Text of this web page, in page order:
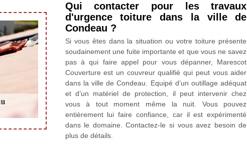
Qui contacter pour les travaux
d'urgence toiture dans la ville de
Condeau ?
Si vous êtes dans la situation ou votre toiture présente
soudainement une fuite importante et que vous ne savez
pas à qui faire appel pour vous dépanner, Marescot
Couverture est un couvreur qualifié qui peut vous aider
dans la ville de Condeau. Equipé d’un outillage adéquat
et d’un matériel de protection, il peut intervenir chez
vous à tout moment même la nuit. Vous pouvez
entièrement lui faire confiance, car il est expérimenté
dans le domaine. Contactez-le si vous avez besoin de
plus de détails.